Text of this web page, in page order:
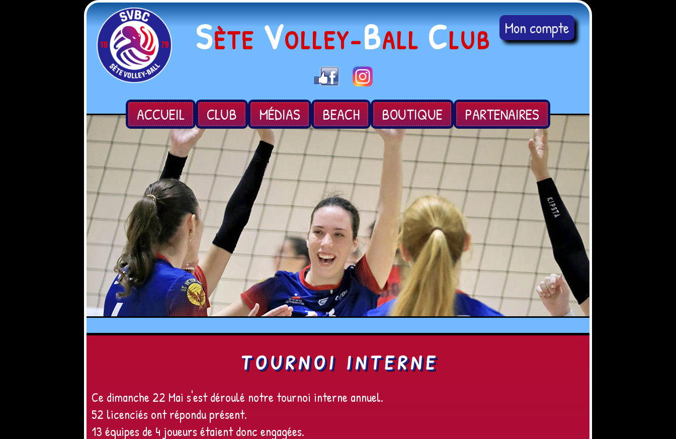
SÈTE VOLLEY-BALL CLUB Mon compte
ACCUEIL CLUB MÉDIAS BEACH BOUTIQUE PARTENAIRES
TOURNOI INTERNE
Ce dimanche 22 Mai s'est déroulé notre tournoi interne annuel.
52 licenciés ont répondu présent.
13 équipes de 4 joueurs étaient donc engagées.